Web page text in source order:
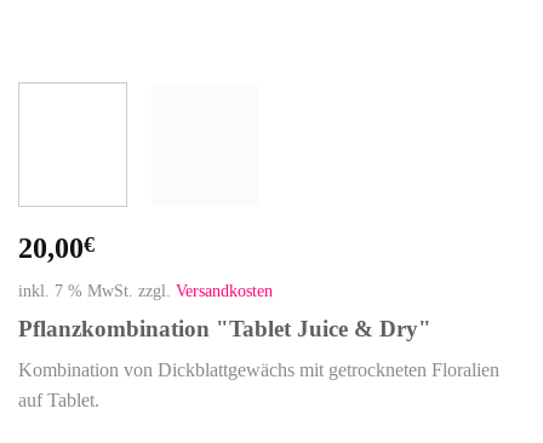
20,00€
inkl. 7 % MwSt. zzgl. Versandkosten
Pflanzkombination "Tablet Juice & Dry"
Kombination von Dickblattgewächs mit getrockneten Floralien
auf Tablet.